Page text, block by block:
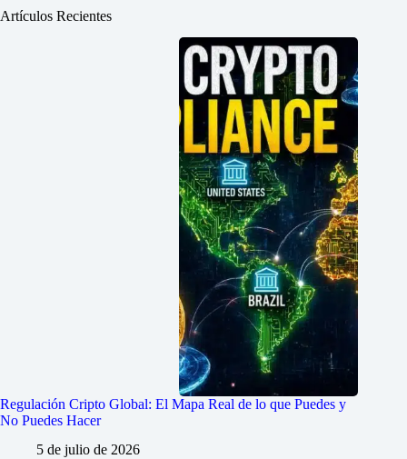
Artículos Recientes
Regulación Cripto Global: El Mapa Real de lo que Puedes y
No Puedes Hacer
5 de julio de 2026